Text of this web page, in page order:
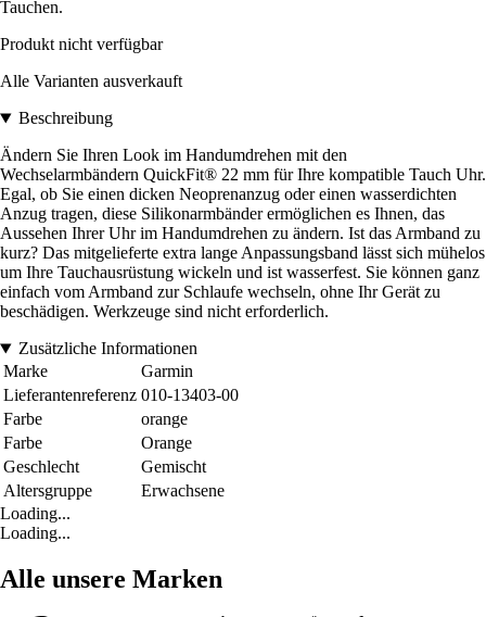
Tauchen.
Produkt nicht verfügbar
Alle Varianten ausverkauft
Beschreibung
Ändern Sie Ihren Look im Handumdrehen mit den
Wechselarmbändern QuickFit® 22 mm für Ihre kompatible Tauch Uhr.
Egal, ob Sie einen dicken Neoprenanzug oder einen wasserdichten
Anzug tragen, diese Silikonarmbänder ermöglichen es Ihnen, das
Aussehen Ihrer Uhr im Handumdrehen zu ändern. Ist das Armband zu
kurz? Das mitgelieferte extra lange Anpassungsband lässt sich mühelos
um Ihre Tauchausrüstung wickeln und ist wasserfest. Sie können ganz
einfach vom Armband zur Schlaufe wechseln, ohne Ihr Gerät zu
beschädigen. Werkzeuge sind nicht erforderlich.
Zusätzliche Informationen
Marke
Garmin
Lieferantenreferenz 010-13403-00
Farbe
orange
Farbe
Orange
Geschlecht
Gemischt
Altersgruppe
Erwachsene
Loading...
Loading...
Alle unsere Marken